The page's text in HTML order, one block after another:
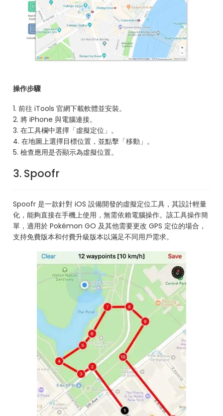
操作步驟
1. 前往 iTools 官網下載軟體並安裝。
2. 將 iPhone 與電腦連接。
3. 在工具欄中選擇「虛擬定位」。
4. 在地圖上選擇目標位置，並點擊「移動」。
5. 檢查應用是否顯示為虛擬位置。
3. Spoofr
Spoofr 是一款針對 iOS 設備開發的虛擬定位工具，其設計輕量
化，能夠直接在手機上使用，無需依賴電腦操作。該工具操作簡
單，適用於 Pokémon GO 及其他需要更改 GPS 定位的場合，
支持免費版本和付費升級版本以滿足不同用戶需求。